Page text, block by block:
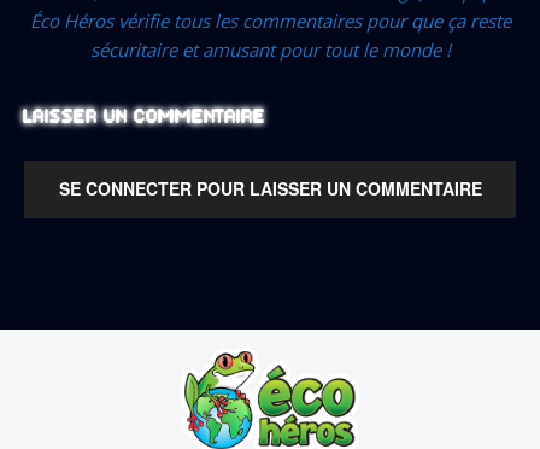
Éco Héros vérifie tous les commentaires pour que ça reste
sécuritaire et amusant pour tout le monde !
LAISSER UN COMMENTAIRE
SE CONNECTER POUR LAISSER UN COMMENTAIRE